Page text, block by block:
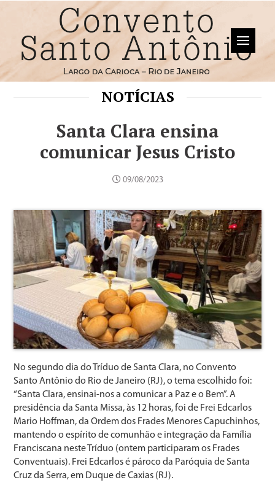
NOTÍCIAS
Santa Clara ensina
comunicar Jesus Cristo
09/08/2023
No segundo dia do Tríduo de Santa Clara, no Convento
Santo Antônio do Rio de Janeiro (RJ), o tema escolhido foi:
“Santa Clara, ensinai-nos a comunicar a Paz e o Bem”. A
presidência da Santa Missa, às 12 horas, foi de Frei Edcarlos
Mario Hoffman, da Ordem dos Frades Menores Capuchinhos,
mantendo o espírito de comunhão e integração da Família
Franciscana neste Tríduo (ontem participaram os Frades
Conventuais). Frei Edcarlos é pároco da Paróquia de Santa
Cruz da Serra, em Duque de Caxias (RJ).